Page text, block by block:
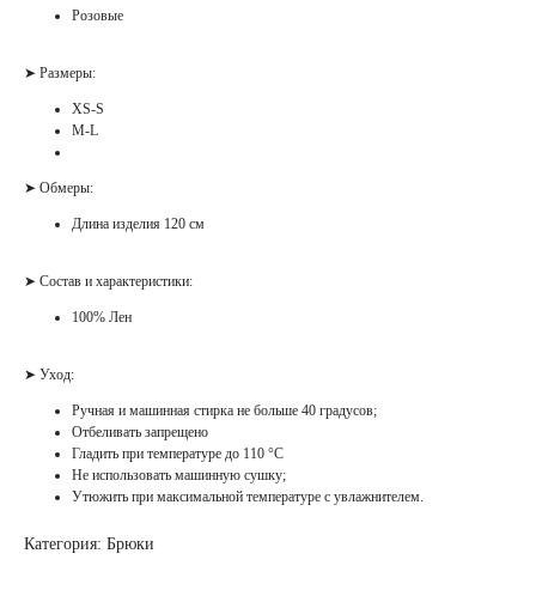
Розовые
➤ Размеры:
XS-S
M-L
➤ Обмеры:
Длина изделия 120 см
➤ Состав и характеристики:
100% Лен
➤ Уход:
Ручная и машинная стирка не больше 40 градусов;
Отбеливать запрещено
Гладить при температуре до 110 °С
Не использовать машинную сушку;
Утюжить при максимальной температуре с увлажнителем.
Категория: Брюки